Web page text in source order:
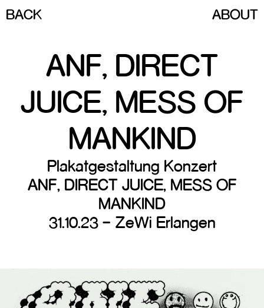
BACK ABOUT
ANF, DIRECT
JUICE, MESS OF
MANKIND
Plakatgestaltung Konzert
ANF, DIRECT JUICE, MESS OF
MANKIND
31.10.23 – ZeWi Erlangen